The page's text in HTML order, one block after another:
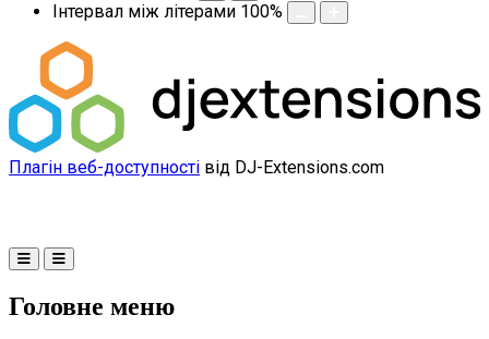
Інтервал між літерами 100%
Плагін веб-доступності від DJ-Extensions.com
Головне меню